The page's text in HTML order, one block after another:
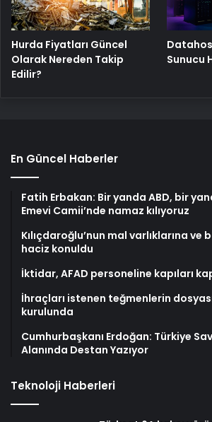
Hurda Fiyatları Güncel
Olarak Nereden Takip
Edilir?
Sunucu
En Güncel Haberler
Fatih Erbakan: Bir yanda ABD, bir
Emevi Camii’nde namaz kılıyoruz
Kılıçdaroğlu’nun mal varlıklarına ve
haciz konuldu
İktidar, AFAD personeline kapıları
İhraçları istenen teğmenlerin
kurulunda
Cumhurbaşkanı Erdoğan: Türkiye
Alanında Destan Yazıyor
Teknoloji Haberleri